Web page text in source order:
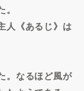
人《あるじ》は
。なるほど風が